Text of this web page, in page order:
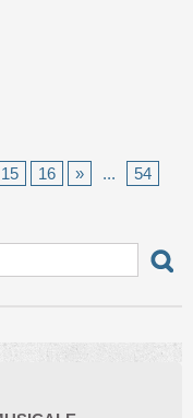
15 16 » ... 54